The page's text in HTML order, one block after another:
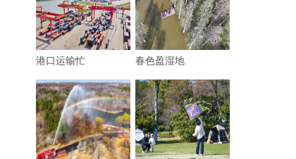
港口运输忙 春色盈湿地